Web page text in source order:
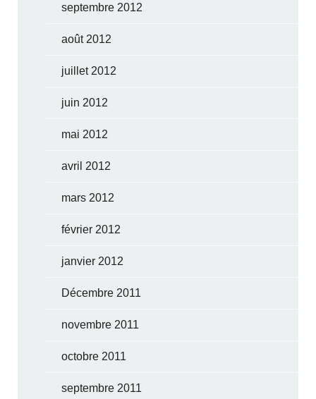
septembre 2012
août 2012
juillet 2012
juin 2012
mai 2012
avril 2012
mars 2012
février 2012
janvier 2012
Décembre 2011
novembre 2011
octobre 2011
septembre 2011